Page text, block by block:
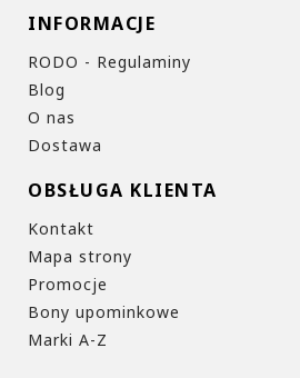
INFORMACJE
RODO - Regulaminy
Blog
O nas
Dostawa
OBSŁUGA KLIENTA
Kontakt
Mapa strony
Promocje
Bony upominkowe
Marki A-Z